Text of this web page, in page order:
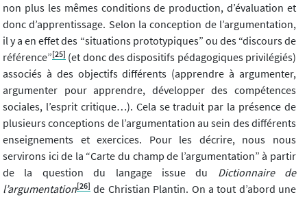
non plus les mêmes conditions de production, d’évaluation et
donc d’apprentissage. Selon la conception de l’argumentation,
il y a en effet des “situations prototypiques” ou des “discours de
référence”[25] (et donc des dispositifs pédagogiques privilégiés)
associés à des objectifs différents (apprendre à argumenter,
argumenter pour apprendre, développer des compétences
sociales, l’esprit critique…). Cela se traduit par la présence de
plusieurs conceptions de l’argumentation au sein des différents
enseignements et exercices. Pour les décrire, nous nous
servirons ici de la “Carte du champ de l’argumentation” à partir
de la question du langage issue du Dictionnaire de
l’argumentation[26] de Christian Plantin. On a tout d’abord une